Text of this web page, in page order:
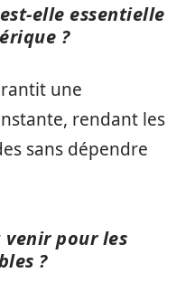
elle essentielle
?
une
rendant les
sans dépendre
pour les
?